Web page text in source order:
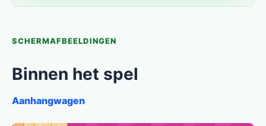
SCHERMAFBEELDINGEN
Binnen het spel
Aanhangwagen